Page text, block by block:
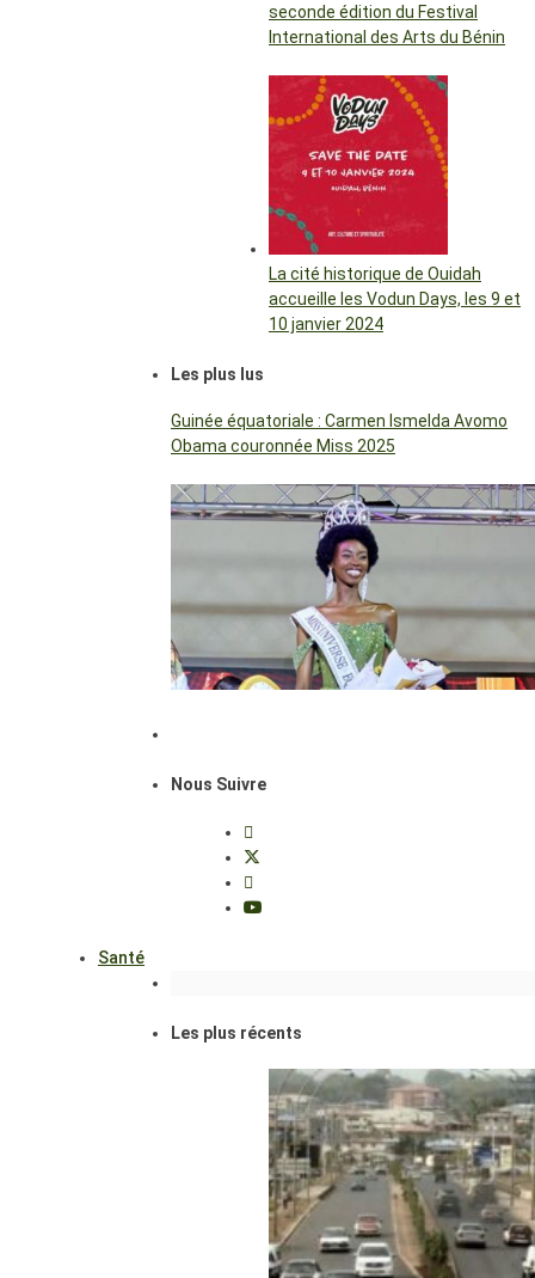
seconde édition du Festival
International des Arts du Bénin
La cité historique de Ouidah
accueille les Vodun Days, les 9 et
10 janvier 2024
Les plus lus
Guinée équatoriale : Carmen Ismelda Avomo
Obama couronnée Miss 2025
Nous Suivre
Santé
Les plus récents